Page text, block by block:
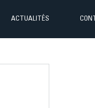
ACTUALITÉS